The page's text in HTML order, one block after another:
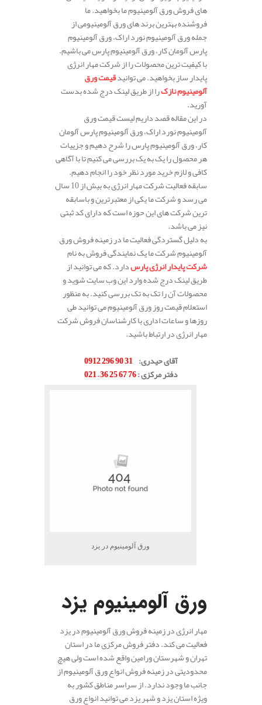
های فروش ورق آلومینیوم ما بخواهید. ما
فروشنده بهترین برند های ورق آلومینیومی از
جمله ورق آلومینیوم نورد اراک، ورق آلومینیوم
پارس آلومان کار، ورق آلومینیوم پارس می باشیم.
با کیفیت ترین محصولات را از شرکت مهار انرژی
پایدار ساز بخواهید. می توانیدقیمت ورق
آلومینیوم نازکرا از طریق لینک درج شده بدست
آورید.
در این مقاله قصد داریم لیست قیمت ورق
آلومینیوم نورد اراک، ورق آلومینیوم پارس آلومان
کار، ورق آلومینیوم پارس را شرح دهیم و جزییات
هر محصول را یک به یک بررسی می کنیم تا با آگاهی
کافی و لازم خرید مورد نظر خود را انجام دهیم.
سابقه فعالیت شرکت مهار انرژی به بیش از 10 سال
می رسد و شرکت ما یکی از معتبرترین و باسابقه
ترین شرکت های این حوزه است که دارای کد ثبتی
نیز می باشد.
به دلیل گستردگی فعالیت ما در زمینه فروش ورق
آلومینیوم شرکت ما یک نمایندگی فروش به نام
شرکت پایدار انرژی پارسدارد. که می توانید از
طریق لینک درج شده وارد این وب سایت شوید و
محصولات آن را تک به تک بررسی کنید. به منظور
استعلام قیمت روز ورق آلومینیوم می توانید طی
روزها و ساعات اداری با کارشناسان فروش شرکت
مهار انرژی در ارتباط باشید.
آقای حیدری:
31 90 296 0912
دفتر مرکزی:
76 67 25 36 – 021
ورق آلومینیوم در یزد
ورق آلومینیوم یزد
مهار انرژی در زمینه فروش ورق آلومینیوم در یزد
فعالیت می کند. دفتر فروش مرکزی ما در استان
تهران و شهرستان ورامین واقع شده است ولی هیچ
محدودیتی در زمینه فروش انواع ورق آلومینیوم از
جانب ما وجود ندارد. از سراسر مناطق کشور به
ویژه استان یزد و شهر یزد می توانید انواع ورق